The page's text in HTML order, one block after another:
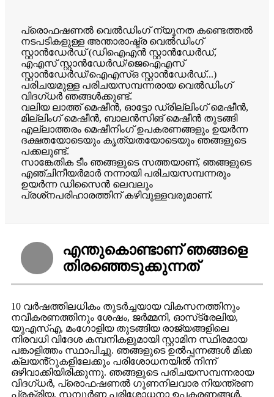
പ്രൊഫഷണൽ വെൽഡിംഗ് ന്യൂനത കണ്ടെത്തൽ
നടപടികളുള്ള അന്താരാഷ്ട്ര വെൽഡിംഗ്
സ്റ്റാൻഡേർഡ് (ഡിഐഎൻ സ്റ്റാൻഡേർഡ്,
എഎസ് സ്റ്റാൻഡേർഡ്/ജെഐഎസ്
സ്റ്റാൻഡേർഡ്/ഐഎസ്ഒ സ്റ്റാൻഡേർഡ്...)
പരിചയമുള്ള പരിചയസമ്പന്നരായ വെൽഡിംഗ്
വിദഗ്ധർ ഞങ്ങൾക്കുണ്ട്.
വലിയ ലാത്ത് മെഷീൻ, ഓട്ടോ ഡ്രില്ലിംഗ് മെഷീൻ,
മില്ലിംഗ് മെഷീൻ, ബാലൻസിങ് മെഷീൻ തുടങ്ങി
എല്ലാത്തരം മെഷീനിംഗ് ഉപകരണങ്ങളും ഉയർന്ന
ദക്ഷതയോടെയും കൃത്യതയോടെയും ഞങ്ങളുടെ
പക്കലുണ്ട്.
സാങ്കേതിക ടീം ഞങ്ങളുടെ സത്തയാണ്, ഞങ്ങളുടെ
എഞ്ചിനീയർമാർ നന്നായി പരിചയസമ്പന്നരും
ഉയർന്ന ഡിസൈൻ ലെവലും
പ്രശ്‌നപരിഹാരത്തിന് കഴിവുള്ളവരുമാണ്.
എന്തുകൊണ്ടാണ് ഞങ്ങളെ
തിരഞ്ഞെടുക്കുന്നത്
10 വർഷത്തിലധികം തുടർച്ചയായ വികസനത്തിനും
നവീകരണത്തിനും ശേഷം, ജർമ്മനി, ഓസ്‌ട്രേലിയ,
യുഎസ്എ, മംഗോളിയ തുടങ്ങിയ രാജ്യങ്ങളിലെ
നിരവധി വിദേശ കമ്പനികളുമായി സ്റ്റാമിന സ്ഥിരമായ
പങ്കാളിത്തം സ്ഥാപിച്ചു. ഞങ്ങളുടെ ഉൽപ്പന്നങ്ങൾ മിക്ക
ക്ലയൻ്റുകളിലേക്കും പരിശോധനയിൽ നിന്ന്
ഒഴിവാക്കിയിരിക്കുന്നു. ഞങ്ങളുടെ പരിചയസമ്പന്നരായ
വിദഗ്ധർ, പ്രൊഫഷണൽ ഗുണനിലവാര നിയന്ത്രണ
പ്രക്രിയ, സമ്പൂർണ്ണ പരിശോധനാ ഉപകരണങ്ങൾ,